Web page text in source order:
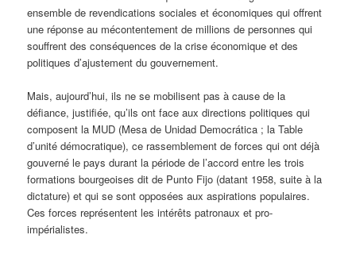
ensemble de revendications sociales et économiques qui offrent
une réponse au mécontentement de millions de personnes qui
souffrent des conséquences de la crise économique et des
politiques d’ajustement du gouvernement.
Mais, aujourd’hui, ils ne se mobilisent pas à cause de la
défiance, justifiée, qu’ils ont face aux directions politiques qui
composent la MUD (Mesa de Unidad Democrática ; la Table
d’unité démocratique), ce rassemblement de forces qui ont déjà
gouverné le pays durant la période de l’accord entre les trois
formations bourgeoises dit de Punto Fijo (datant 1958, suite à la
dictature) et qui se sont opposées aux aspirations populaires.
Ces forces représentent les intérêts patronaux et pro-
impérialistes.